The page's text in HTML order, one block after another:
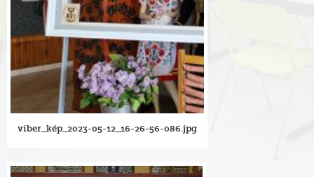
viber_kép_2023-05-12_16-26-56-086.jpg